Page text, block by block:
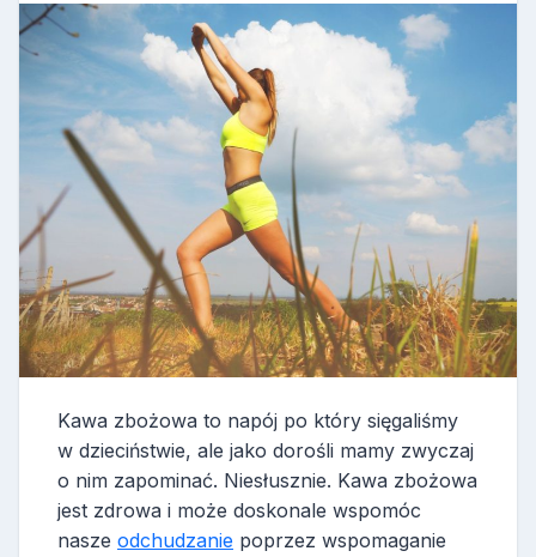
Kawa zbożowa to napój po który sięgaliśmy
w dzieciństwie, ale jako dorośli mamy zwyczaj
o nim zapominać. Niesłusznie. Kawa zbożowa
jest zdrowa i może doskonale wspomóc
nasze odchudzanie poprzez wspomaganie